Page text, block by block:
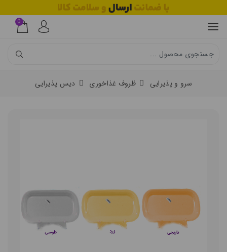
0
سرو و پذیرایی ظروف غذاخوری دیس پذیرایی